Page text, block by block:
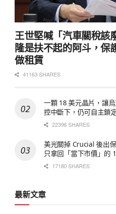
王世堅喊「汽車關稅該
隆是扶不起的阿斗，保
做租賃
41163 SHARES
一顆 18 美元晶片，讓
控中斷下，仍可自主鎖
22396 SHARES
美光關掉 Crucial 後出
只拿回「當下市價」的
17180 SHARES
最新文章